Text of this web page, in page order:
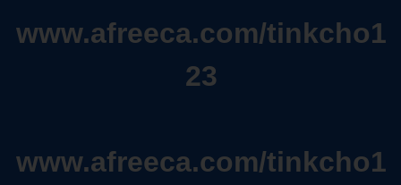
www.afreeca.com/tinkcho1
23
www.afreeca.com/tinkcho1